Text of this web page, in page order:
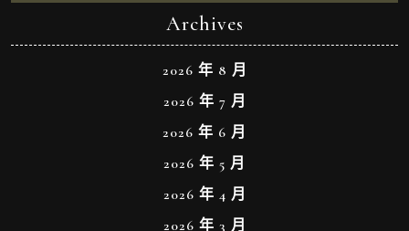
Archives
2026 年 8 月
2026 年 7 月
2026 年 6 月
2026 年 5 月
2026 年 4 月
2026 年 3 月